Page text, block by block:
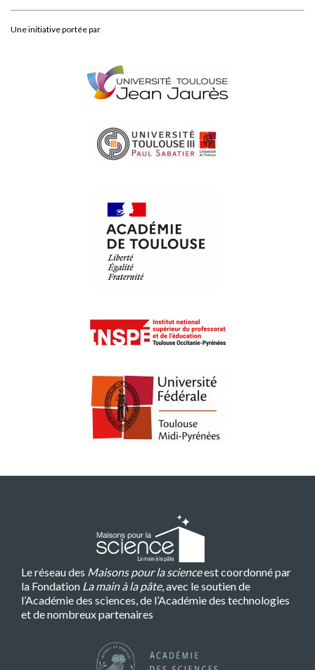
Une initiative portée par
Le réseau des Maisons pour la scienceest coordonné par
la Fondation La main à la pâte, avec le soutien de
l’Académie des sciences, de l’Académie des technologies
et de nombreux partenaires